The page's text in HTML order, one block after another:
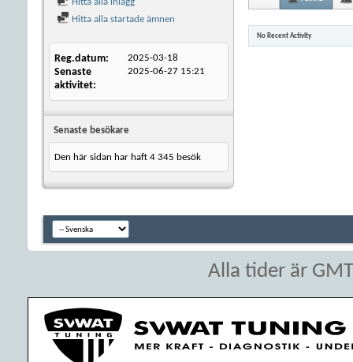
Hitta alla startade ämnen
Reg.datum 2025-03-18
Senaste
aktivitet
2025-06-27 15:21
Senaste besökare
Den här sidan har haft 4 345 besök
No Recent Activity
Alla tider är